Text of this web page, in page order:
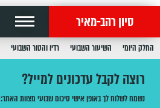
סיון רהב-מאיר
החלק היומי השיעור השבועי רדיו והטור השבועי
רוצה לקבל עדכונים למייל?
נשמח לשלוח לך באופן אישי סיכום שבועי מצוות האתר: